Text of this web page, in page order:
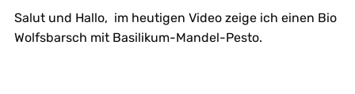
Salut und Hallo, im heutigen Video zeige ich einen Bio
Wolfsbarsch mit Basilikum-Mandel-Pesto.